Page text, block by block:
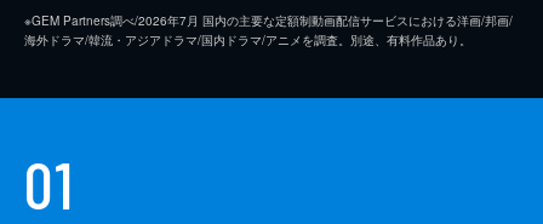
※GEM Partners調べ/2026年7⽉ 国内の主要な定額制動画配信サービスにおける洋画/邦画/
海外ドラマ/韓流・アジアドラマ/国内ドラマ/アニメを調査。別途、有料作品あり。
01